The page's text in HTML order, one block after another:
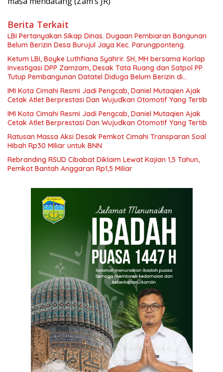
Berita Terkait
LBI Pertanyakan Sikap Dinas. Dugaan Pembiaran Bangunan
Belum Berizin Desa Burujul Jaya Kec. Parungponteng.
Ketum LBI, Boyke Luthfiana Syahrir. SH, MH bersama Korlap
Investigasi DPP Zamzam, Desak Tata Ruang dan Satpol PP
Tutup Pembangunan Datatel Diduga Belum Berizin di
Parungponteng,
IMI Kota Cimahi Resmi Jadi Pengcab, Daniel Mutaqien Ajak
Cetak Atlet Berprestasi Dan Wujudkan Otomotif Yang Tertib
IMI Kota Cimahi Resmi Jadi Pengcab, Daniel Mutaqien Ajak
Cetak Atlet Berprestasi Dan Wujudkan Otomotif Yang Tertib
Ratusan Massa Aksi Desak Pemkot Cimahi Transparan Soal
Hibah Rp30 Miliar untuk BNN
Rebranding RSUD Cibabat Diklaim Lewat Kajian 1,5 Tahun,
Pemkot Bantah Anggaran Rp1,5 Miliar